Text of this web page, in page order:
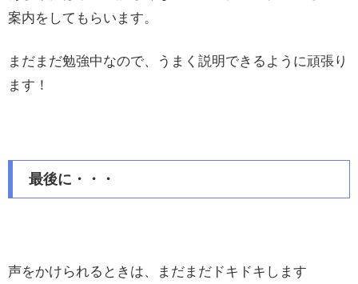
案内をしてもらいます。
まだまだ勉強中なので、うまく説明できるように頑張り
ます！
最後に・・・
声をかけられるときは、まだまだドキドキします